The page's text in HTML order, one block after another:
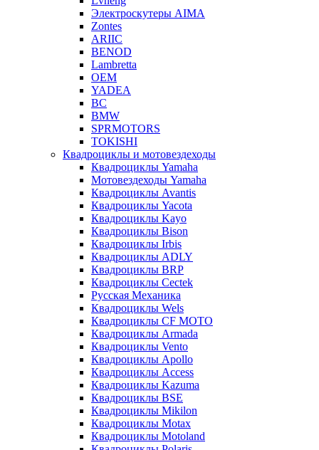
Электроскутеры AIMA
Zontes
ARIIC
BENOD
Lambretta
OEM
YADEA
BC
BMW
SPRMOTORS
TOKISHI
Квадроциклы и мотовездеходы
Квадроциклы Yamaha
Мотовездеходы Yamaha
Квадроциклы Avantis
Квадроциклы Yacota
Квадроциклы Kayo
Квадроциклы Bison
Квадроциклы Irbis
Квадроциклы ADLY
Квадроциклы BRP
Квадроциклы Cectek
Русская Механика
Квадроциклы Wels
Квадроциклы CF MOTO
Квадроциклы Armada
Квадроциклы Vento
Квадроциклы Apollo
Квадроциклы Access
Квадроциклы Kazuma
Квадроциклы BSE
Квадроциклы Mikilon
Квадроциклы Motax
Квадроциклы Motoland